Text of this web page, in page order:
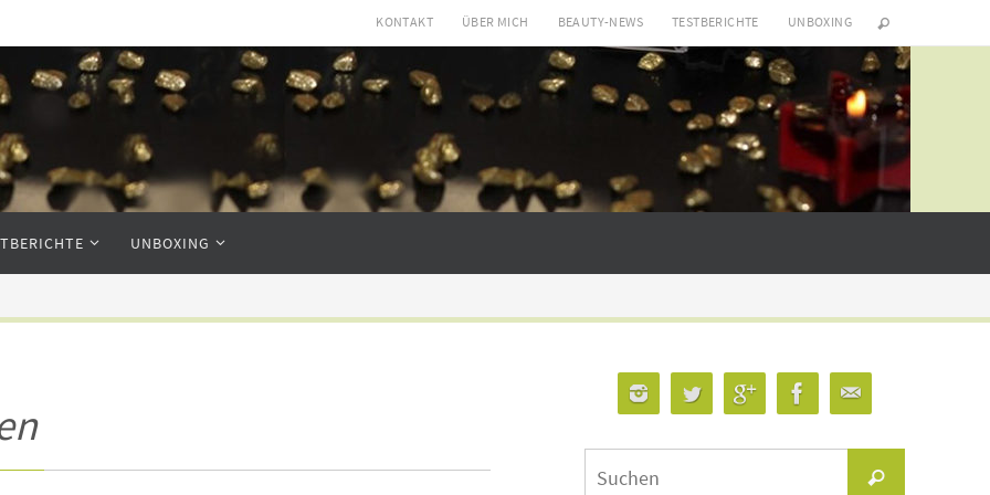
KONTAKT ÜBER MICH BEAUTY-NEWS TESTBERICHTE UNBOXING
UNBOXING
Suchen